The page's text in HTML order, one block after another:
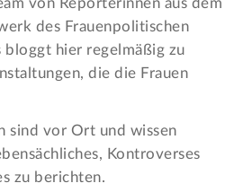
von Reporterinnen aus dem
des Frauen­politischen
bloggt hier regelmäßig zu
die die Frauen
sind vor Ort und wissen
Kontroverses
zu berichten.